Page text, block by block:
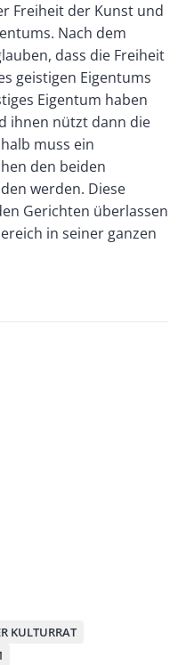
Freiheit der Kunst und
Nach dem
dass die Freiheit
geistigen Eigentums
Eigentum haben
ihnen nützt dann die
muss ein
den beiden
werden. Diese
Gerichten überlassen
in seiner ganzen
KULTURRAT